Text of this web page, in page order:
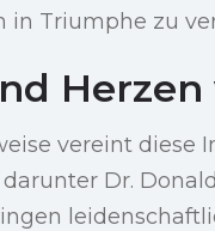
in Triumphe zu
vereint diese
Dr.